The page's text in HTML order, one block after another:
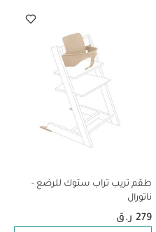
طقم تريب تراب ستوك للرضع -
ناتورال
279 ر.ق